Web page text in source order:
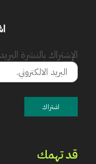
الإشتراك بالنشرة
قد تهمك